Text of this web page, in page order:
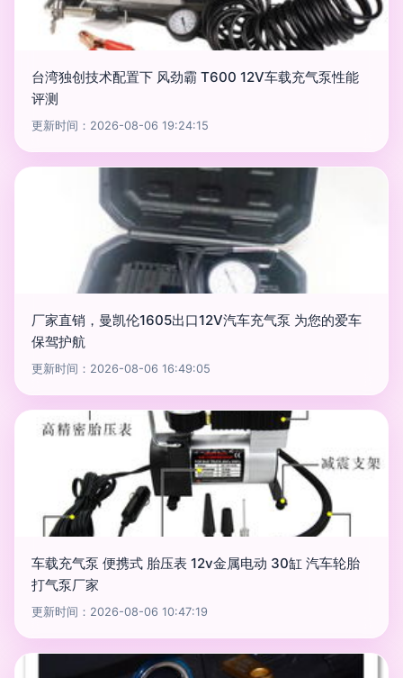
台湾独创技术配置下 风劲霸 T600 12V车载充气泵性能
评测
更新时间：2026-08-06 19:24:15
厂家直销，曼凯伦1605出口12V汽车充气泵 为您的爱车
保驾护航
更新时间：2026-08-06 16:49:05
车载充气泵 便携式 胎压表 12v金属电动 30缸 汽车轮胎
打气泵厂家
更新时间：2026-08-06 10:47:19